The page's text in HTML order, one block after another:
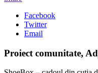
Facebook
Twitter
Email
Proiect comunitate,